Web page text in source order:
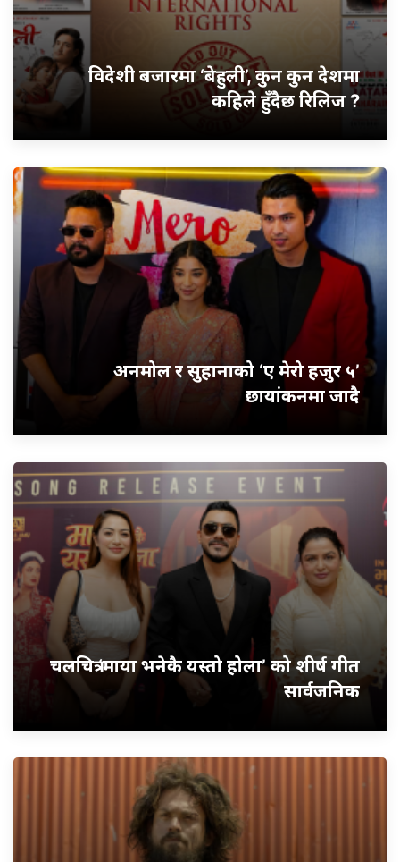
विदेशी बजारमा ‘बेहुली’, कुन कुन देशमा
कहिले हुँदैछ रिलिज ?
अनमोल र सुहानाको ‘ए मेरो हजुर ५’
छायांकनमा जादै
चलचित्र ‘माया भनेकै यस्तो होला’ को शीर्ष गीत
सार्वजनिक